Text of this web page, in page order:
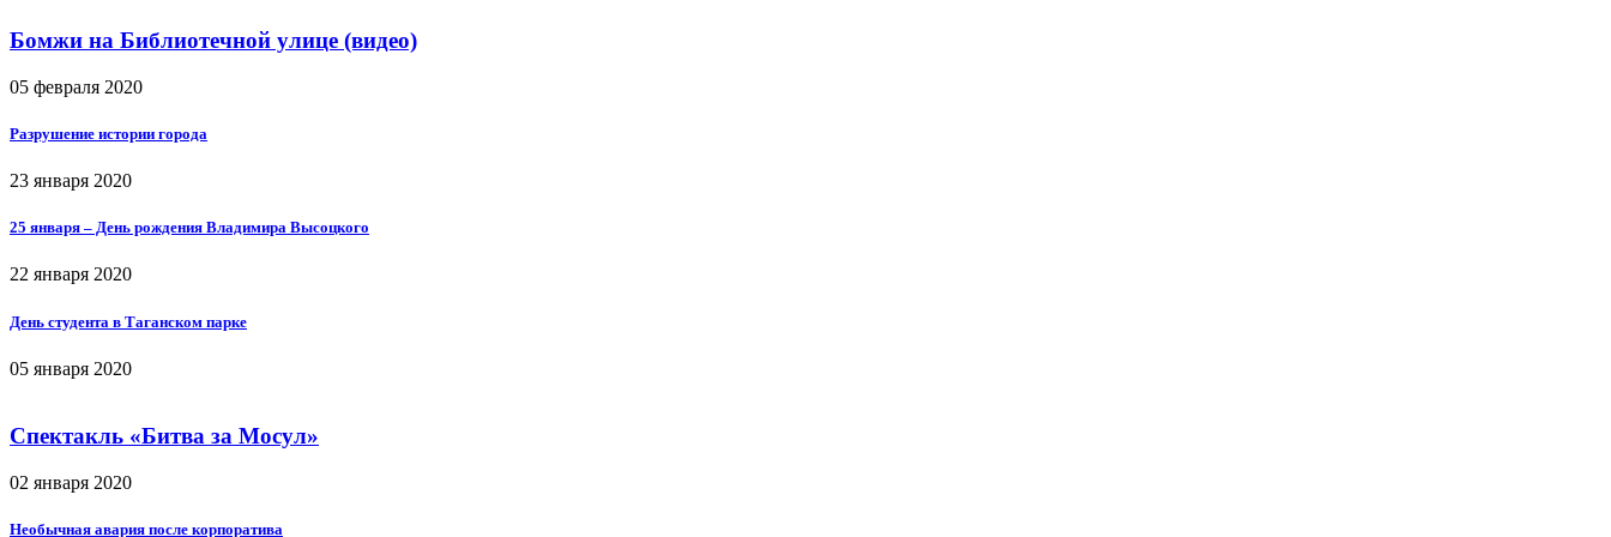
Бомжи на Библиотечной улице (видео)
05 февраля 2020
Разрушение истории города
23 января 2020
25 января – День рождения Владимира Высоцкого
22 января 2020
День студента в Таганском парке
05 января 2020
Спектакль «Битва за Мосул»
02 января 2020
Необычная авария после корпоратива